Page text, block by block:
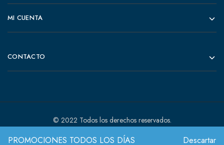
PROMOCIONES TODOS LOS DÍAS Descartar
MI CUENTA
CONTACTO
© 2022 Todos los derechos reservados.